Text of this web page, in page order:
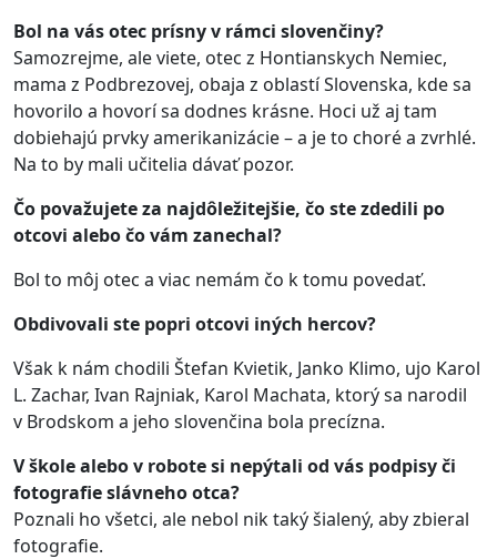
Bol na vás otec prísny v rámci slovenčiny?
Samozrejme, ale viete, otec z Hontianskych Nemiec,
mama z Podbrezovej, obaja z oblastí Slovenska, kde sa
hovorilo a hovorí sa dodnes krásne. Hoci už aj tam
dobiehajú prvky amerikanizácie – a je to choré a zvrhlé.
Na to by mali učitelia dávať pozor.
Čo považujete za najdôležitejšie, čo ste zdedili po
otcovi alebo čo vám zanechal?
Bol to môj otec a viac nemám čo k tomu povedať.
Obdivovali ste popri otcovi iných hercov?
Však k nám chodili Štefan Kvietik, Janko Klimo, ujo Karol
L. Zachar, Ivan Rajniak, Karol Machata, ktorý sa narodil
v Brodskom a jeho slovenčina bola precízna.
V škole alebo v robote si nepýtali od vás podpisy či
fotografie slávneho otca?
Poznali ho všetci, ale nebol nik taký šialený, aby zbieral
fotografie.